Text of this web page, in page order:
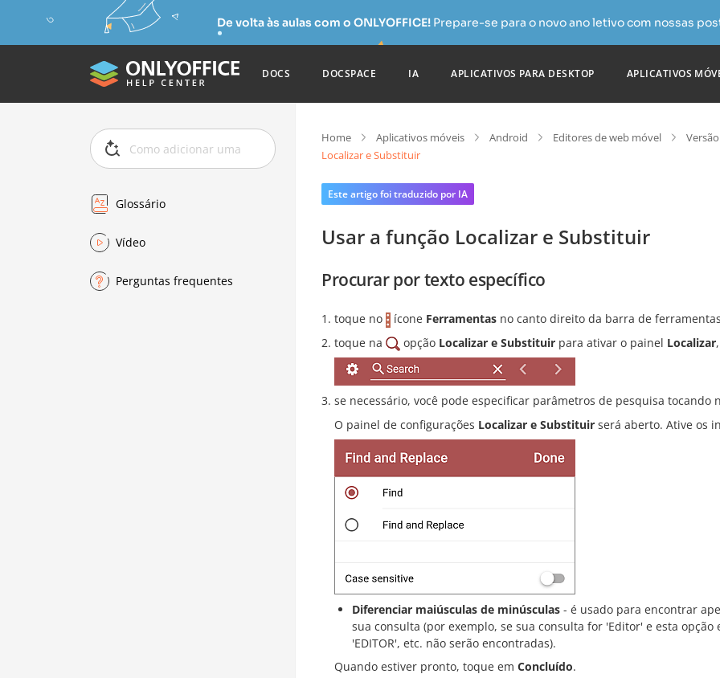
De volta às aulas com o ONLYOFFICE! Prepare-se para o novo ano letivo com nossas
DOCS DOCSPACE IA APLICATIVOS PARA DESKTOP APLICATIVOS
Glossário
Vídeo
Perguntas frequentes
Home Aplicativos móveis Android Editores de web móvel
Localizar e Substituir
Este artigo foi traduzido por IA
Usar a função Localizar e Substituir
Procurar por texto específico
toque no ícone Ferramentas no canto direito da barra de
toque na
opção Localizar e Substituir para ativar o painel Localizar,
se necessário, você pode especificar parâmetros de pesquisa tocando
O painel de configurações Localizar e Substituir será aberto. Ative os
Diferenciar maiúsculas de minúsculas - é usado para encontrar
sua consulta (por exemplo, se sua consulta for 'Editor' e esta
'EDITOR', etc. não serão encontradas).
Quando estiver pronto, toque em Concluído.